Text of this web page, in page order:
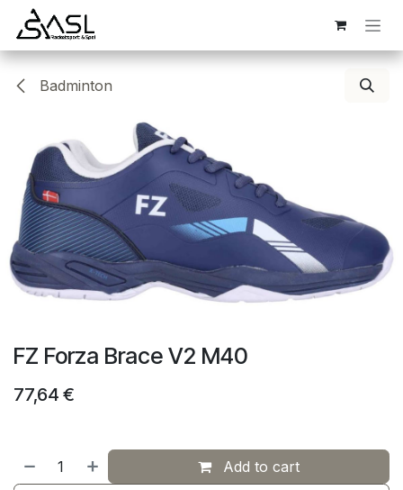
Overslaan naar inhoud
Badminton
FZ Forza Brace V2 M40
77,64 €
Add to cart